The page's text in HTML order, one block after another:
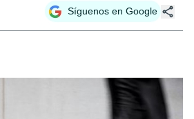
Síguenos en Google